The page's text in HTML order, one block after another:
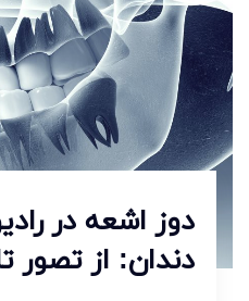
دوز اشعه در
دندان: از تصور